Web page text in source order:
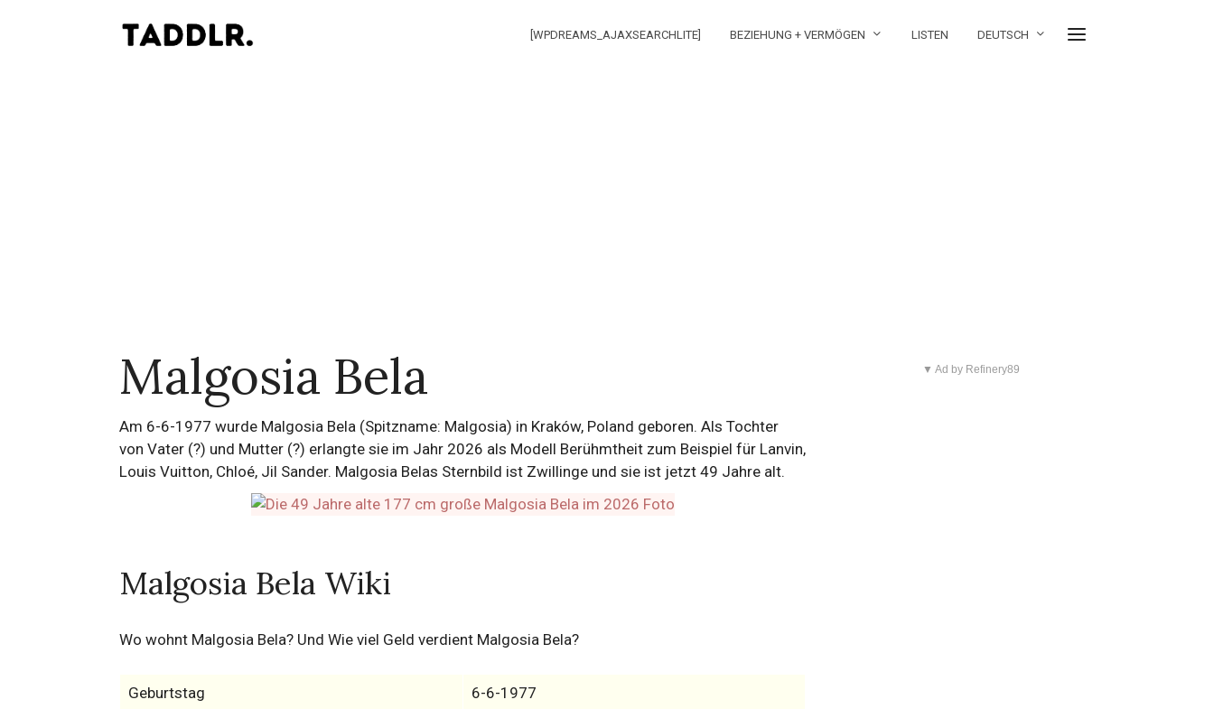
[WPDREAMS_AJAXSEARCHLITE] BEZIEHUNG + VERMÖGEN LISTEN DEUTSCH
Malgosia Bela
Am 6-6-1977 wurde Malgosia Bela (Spitzname: Malgosia) in Kraków, Poland geboren. Als Tochter
von Vater (?) und Mutter (?) erlangte sie im Jahr 2026 als Modell Berühmtheit zum Beispiel für Lanvin,
Louis Vuitton, Chloé, Jil Sander. Malgosia Belas Sternbild ist Zwillinge und sie ist jetzt 49 Jahre alt.
Malgosia Bela Wiki
Wo wohnt Malgosia Bela? Und Wie viel Geld verdient Malgosia Bela?
Geburtstag 6-6-1977
▼ Ad by Refinery89